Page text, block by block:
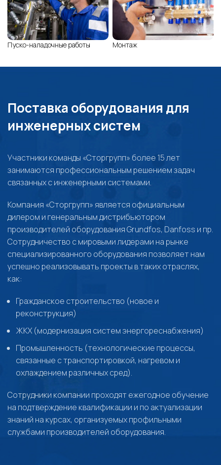
Пуско-наладочные работы Монтаж
Поставка оборудования для
инженерных систем
Участники команды «Сторгрупп» более 15 лет
занимаются профессиональным решением задач
связанных с инженерными системами.
Компания «Сторгрупп» является официальным
дилером и генеральным дистрибьютором
производителей оборудования Grundfos, Danfoss и пр.
Сотрудничество с мировыми лидерами на рынке
специализированного оборудования позволяет нам
успешно реализовывать проекты в таких отраслях,
как:
Гражданское строительство (новое и
реконструкция)
ЖКХ (модернизация систем энергореснабжения)
Промышленность (технологические процессы,
связанные с транспортировкой, нагревом и
охлаждением различных сред).
Сотрудники компании проходят ежегодное обучение
на подтверждение квалификации и по актуализации
знаний на курсах, организуемых профильными
службами производителей оборудования.